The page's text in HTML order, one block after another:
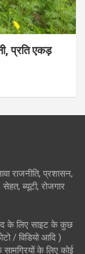
प्रति एकड़
राजनीति, प्रशासन,
ब्यूटी, रोजगार
के लिए साइट के कुछ
/ विडियो आदि )
के लिए कोई